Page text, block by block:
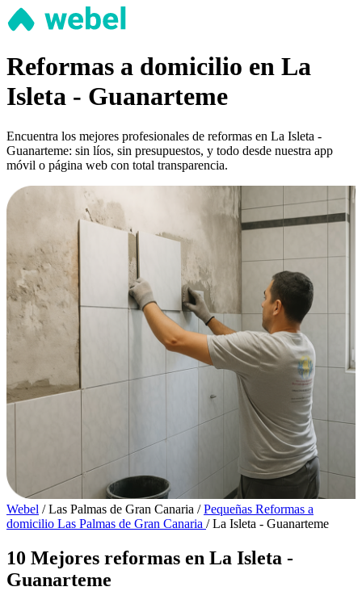
Reformas a domicilio en La
Isleta - Guanarteme
Encuentra los mejores profesionales de reformas en La Isleta -
Guanarteme: sin líos, sin presupuestos, y todo desde nuestra app
móvil o página web con total transparencia.
Webel / Las Palmas de Gran Canaria / Pequeñas Reformas a
domicilio Las Palmas de Gran Canaria / La Isleta - Guanarteme
10 Mejores reformas en La Isleta -
Guanarteme